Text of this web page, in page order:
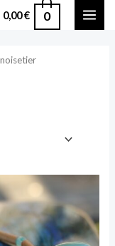
0,00€ 0